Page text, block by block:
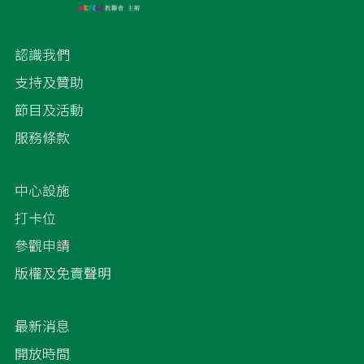
認識我們
支持及贊助
節目及活動
服務條款
中心設施
打卡位
參觀申請
版權及免責聲明
最新消息
開放時間